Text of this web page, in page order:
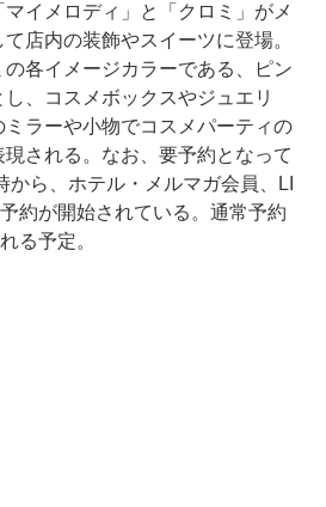
イメロディ」と「クロミ」がメ
店内の装飾やスイーツに登場。
各イメージカラーである、ピン
、コスメボックスやジュエリ
ラーや小物でコスメパーティの
される。なお、要予約となって
から、ホテル・メルマガ会員、LI
約が開始されている。通常予約
る予定。